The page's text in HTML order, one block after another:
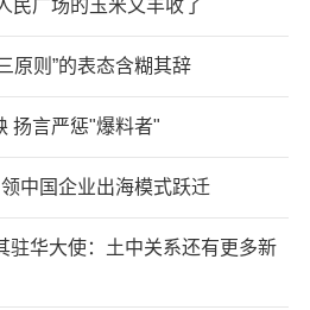
民广场的玉米又丰收了
原则”的表态含糊其辞
扬言严惩"爆料者"
中国企业出海模式跃迁
驻华大使：土中关系还有更多新